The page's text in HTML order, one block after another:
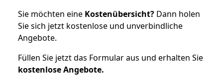
Sie möchten eine Kostenübersicht? Dann holen
Sie sich jetzt kostenlose und unverbindliche
Angebote.
Füllen Sie jetzt das Formular aus und erhalten Sie
kostenloseAngebote.